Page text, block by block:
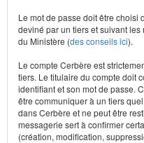
Le mot de passe doit être choisi
deviné par un tiers et suivant
du Ministère (des conseils ici).
Le compte Cerbère est
tiers. Le titulaire du compte doit
identifiant et son mot de passe.
être communiquer à un tiers
dans Cerbère et ne peut être
messagerie sert à confirmer
(création, modification,